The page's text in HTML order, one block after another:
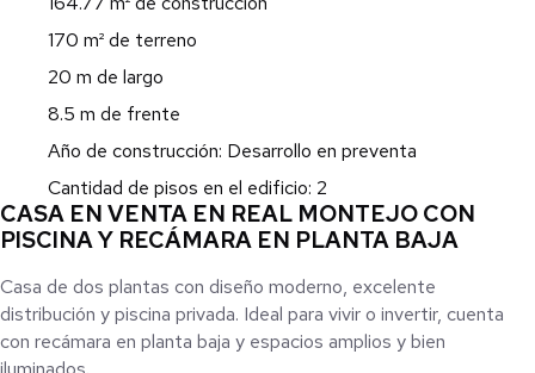
170 m² de terreno
20 m de largo
8.5 m de frente
Año de construcción: Desarrollo en preventa
Cantidad de pisos en el edificio: 2
CASA EN VENTA EN REAL MONTEJO CON
PISCINA Y RECÁMARA EN PLANTA BAJA
Casa de dos plantas con diseño moderno, excelente
distribución y piscina privada. Ideal para vivir o invertir, cuenta
con recámara en planta baja y espacios amplios y bien